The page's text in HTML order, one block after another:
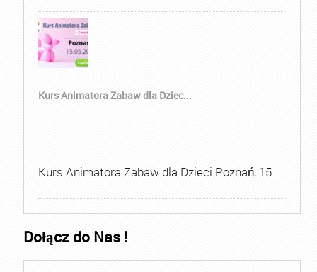
Kurs Animatora Zabaw dla Dziec...
Kurs Animatora Zabaw dla Dzieci Poznań, 15 …
Dołącz do Nas !